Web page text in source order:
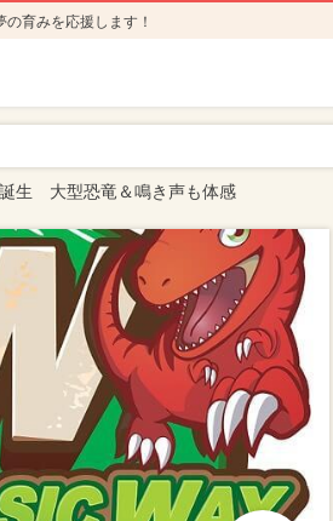
育みを応援します！
生 大型恐竜＆鳴き声も体感